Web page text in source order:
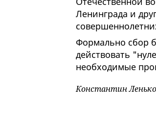
Ленинграда и
Формально сбор
действовать
необходимые
Константин